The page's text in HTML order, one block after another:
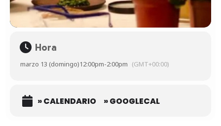
Hora
marzo 13 (domingo)12:00pm-2:00pm (GMT+00:00)
» CALENDARIO » GOOGLECAL